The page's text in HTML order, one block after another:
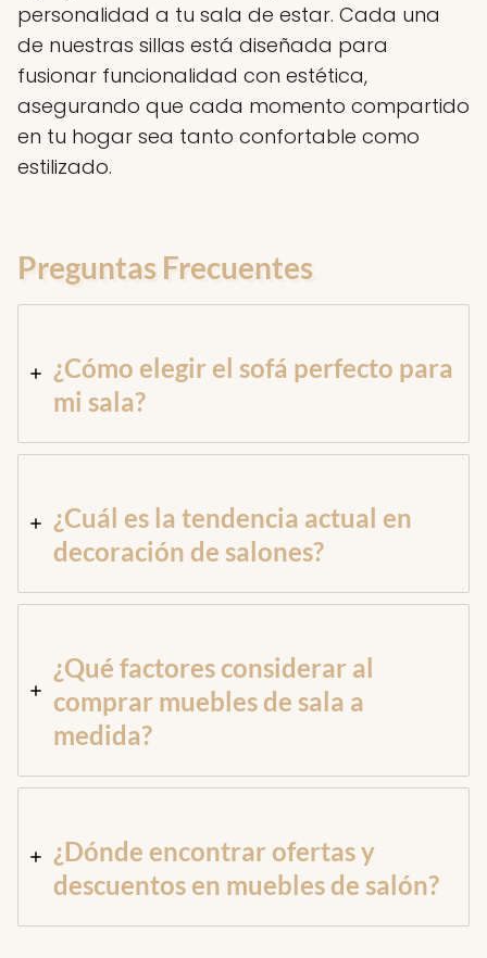
personalidad a tu sala de estar. Cada una
de nuestras sillas está diseñada para
fusionar funcionalidad con estética,
asegurando que cada momento compartido
en tu hogar sea tanto confortable como
estilizado.
Preguntas Frecuentes
¿Cómo elegir el sofá perfecto para
mi sala?
¿Cuál es la tendencia actual en
decoración de salones?
¿Qué factores considerar al
comprar muebles de sala a
medida?
¿Dónde encontrar ofertas y
descuentos en muebles de salón?